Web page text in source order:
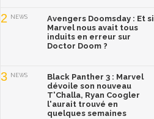
2 NEWS
Avengers Doomsday : Et si
Marvel nous avait tous
induits en erreur sur
Doctor Doom ?
3 NEWS
Black Panther 3 : Marvel
dévoile son nouveau
T'Challa, Ryan Coogler
l'aurait trouvé en
quelques semaines